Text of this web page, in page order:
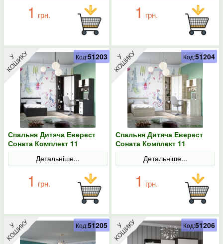
1 грн. 1 грн.
Спальня Дитяча Еверест
Соната Комплект 11
(модульна - 6 елементів)
венге темний/білий
Детальніше...
1 грн.
Код:51203
Спальня Дитяча Еверест
Соната Комплект 11
(модульна - 6 елементів)
дуб сонома/білий
Детальніше...
1 грн.
Код:51204
Код:51205 Код:51206